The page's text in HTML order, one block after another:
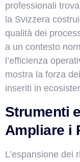
professionali
la Svizzera
qualità dei
a un contesto
l’efficienza
mostra la forza
inseriti in
Strumenti
Ampliare i
L’espansione dei